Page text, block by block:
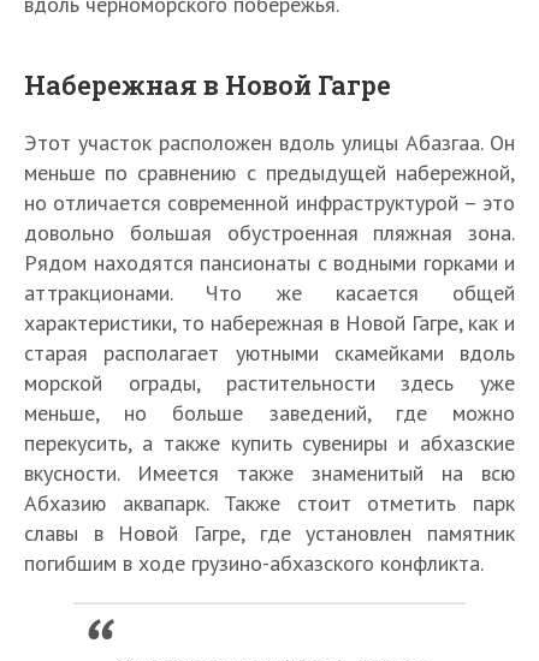
Набережная в Новой Гагре
Этот участок расположен вдоль улицы Абазгаа. Он
меньше по сравнению с предыдущей набережной,
но отличается современной инфраструктурой – это
довольно большая обустроенная пляжная зона.
Рядом находятся пансионаты с водными горками и
аттракционами. Что же касается общей
характеристики, то набережная в Новой Гагре, как и
старая располагает уютными скамейками вдоль
морской ограды, растительности здесь уже
меньше, но больше заведений, где можно
перекусить, а также купить сувениры и абхазские
вкусности. Имеется также знаменитый на всю
Абхазию аквапарк. Также стоит отметить парк
славы в Новой Гагре, где установлен памятник
погибшим в ходе грузино-абхазского конфликта.